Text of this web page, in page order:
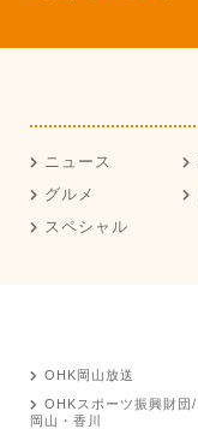
ニュース
グルメ
スペシャル
OHK岡山放送
OHKスポーツ振興財団/
岡山・香川